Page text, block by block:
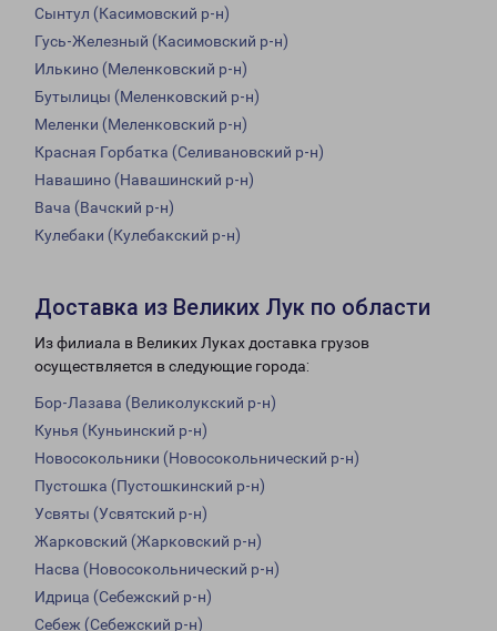
Сынтул (Касимовский р-н)
Гусь-Железный (Касимовский р-н)
Илькино (Меленковский р-н)
Бутылицы (Меленковский р-н)
Меленки (Меленковский р-н)
Красная Горбатка (Селивановский р-н)
Навашино (Навашинский р-н)
Вача (Вачский р-н)
Кулебаки (Кулебакский р-н)
Доставка из Великих Лук по области
Из филиала в Великих Луках доставка грузов
осуществляется в следующие города:
Бор-Лазава (Великолукский р-н)
Кунья (Куньинский р-н)
Новосокольники (Новосокольнический р-н)
Пустошка (Пустошкинский р-н)
Усвяты (Усвятский р-н)
Жарковский (Жарковский р-н)
Насва (Новосокольнический р-н)
Идрица (Себежский р-н)
Себеж (Себежский р-н)